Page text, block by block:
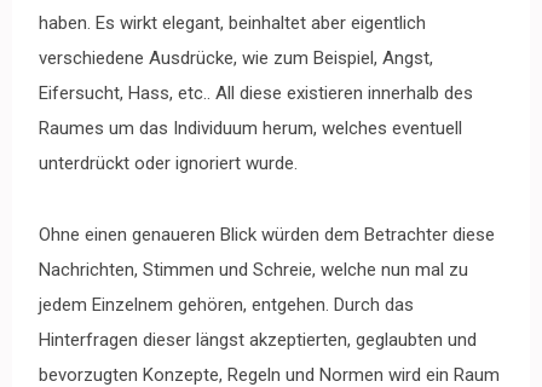
haben. Es wirkt elegant, beinhaltet aber eigentlich
verschiedene Ausdrücke, wie zum Beispiel, Angst,
Eifersucht, Hass, etc.. All diese existieren innerhalb des
Raumes um das Individuum herum, welches eventuell
unterdrückt oder ignoriert wurde.
Ohne einen genaueren Blick würden dem Betrachter diese
Nachrichten, Stimmen und Schreie, welche nun mal zu
jedem Einzelnem gehören, entgehen. Durch das
Hinterfragen dieser längst akzeptierten, geglaubten und
bevorzugten Konzepte, Regeln und Normen wird ein Raum